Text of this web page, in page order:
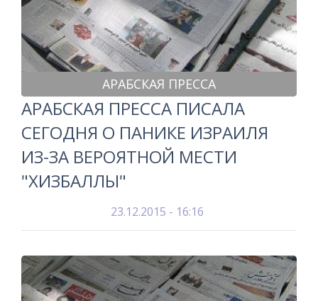
АРАБСКАЯ ПРЕССА
АРАБСКАЯ ПРЕССА ПИСАЛА
СЕГОДНЯ О ПАНИКЕ ИЗРАИЛЯ
ИЗ-ЗА ВЕРОЯТНОЙ МЕСТИ
"ХИЗБАЛЛЫ"
23.12.2015 - 16:16